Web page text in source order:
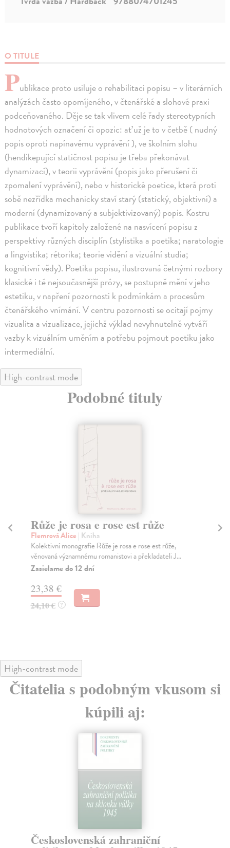
O TITULE
Publikace proto usiluje o rehabilitaci popisu – v literárních
analýzách často opomíjeného, v čtenářské a slohové praxi
podceňovaného. Děje se tak vlivem celé řady stereotypních
hodnotových označení či opozic: ať už je to v četbě ( nudný
popis oproti napínavému vyprávění ), ve školním slohu
(hendikepující statičnost popisu je třeba překonávat
dynamizací), v teorii vyprávění (popis jako přerušení či
zpomalení vyprávění), nebo v historické poetice, která proti
sobě nezřídka mechanicky staví starý (statický, objektivní) a
moderní (dynamizovaný a subjektivizovaný) popis. Kostru
publikace tvoří kapitoly založené na nasvícení popisu z
perspektivy různých disciplín (stylistika a poetika; naratologie
a lingvistika; rétorika; teorie vidění a vizuální studia;
kognitivní vědy). Poetika popisu, ilustrovaná četnými rozbory
klasické i té nejsoučasnější prózy, se postupně mění v jeho
estetiku, v napření pozornosti k podmínkám a procesům
čtenářského vnímání. V centru pozornosti se ocitají pojmy
vizualita a vizualizace, jejichž výklad nevyhnutelně vytváří
vazby k vizuálním uměním a potřebu pojmout poetiku jako
intermediální.
High-contrast mode
Podobné tituly
Růže je rosa e rose est růže
Flemrová Alice | Kniha
Kolektivní monografie Růže je rosa e rose est růže,
věnovaná významnému romanistovi a překladateli J...
Zasielame do 12 dní
23,38 €
24,10 € ?
High-contrast mode
Čitatelia s podobným vkusom si
kúpili aj:
Československá zahraniční